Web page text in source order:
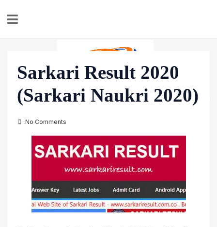
HINDI PLANET
पर्सनल फाइनेंस, सोलर एनर्जी और इलेक्ट्रिक व्हीकल (EV) की ताज़ा जानकारी
Sarkari Result 2020
(Sarkari Naukri 2020)
No Comments